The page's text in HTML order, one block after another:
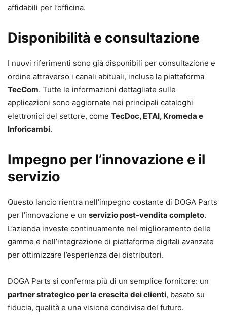
affidabili per l’officina.
Disponibilità e consultazione
I nuovi riferimenti sono già disponibili per consultazione e
ordine attraverso i canali abituali, inclusa la piattaforma
TecCom. Tutte le informazioni dettagliate sulle
applicazioni sono aggiornate nei principali cataloghi
elettronici del settore, come TecDoc, ETAI, Kromeda e
Inforicambi.
Impegno per l’innovazione e il
servizio
Questo lancio rientra nell’impegno costante di DOGA Parts
per l’innovazione e un servizio post-vendita completo.
L’azienda investe continuamente nel miglioramento delle
gamme e nell’integrazione di piattaforme digitali avanzate
per ottimizzare l’esperienza dei distributori.
DOGA Parts si conferma più di un semplice fornitore: un
partner strategico per la crescita dei clienti, basato su
fiducia, qualità e una visione condivisa del futuro.